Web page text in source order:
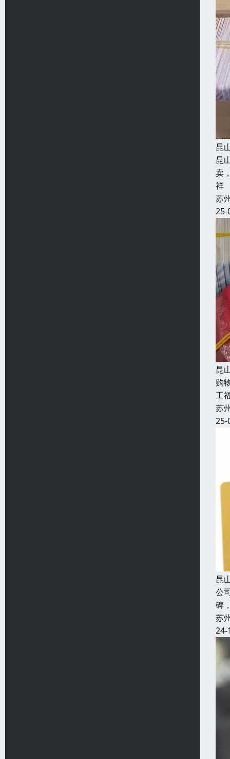
昆
昆
卖
祥
苏
25-
昆
购
工
苏
25-
昆
公
碑
苏
24-